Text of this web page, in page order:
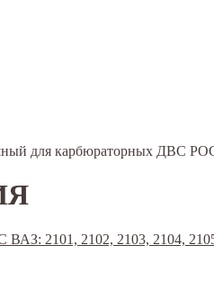
для карбюраторных ДВС